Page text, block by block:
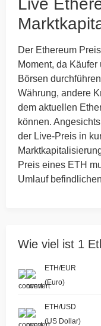
Live
Der Ethereum
Moment, da
Börsen
Währung, andere
dem aktuellen
können.
der Live-Preis in
Preis eines ETH
Umlauf
Wie viel ist 1
ETH/EUR
(Euro)
ETH/USD
(US Dollar)